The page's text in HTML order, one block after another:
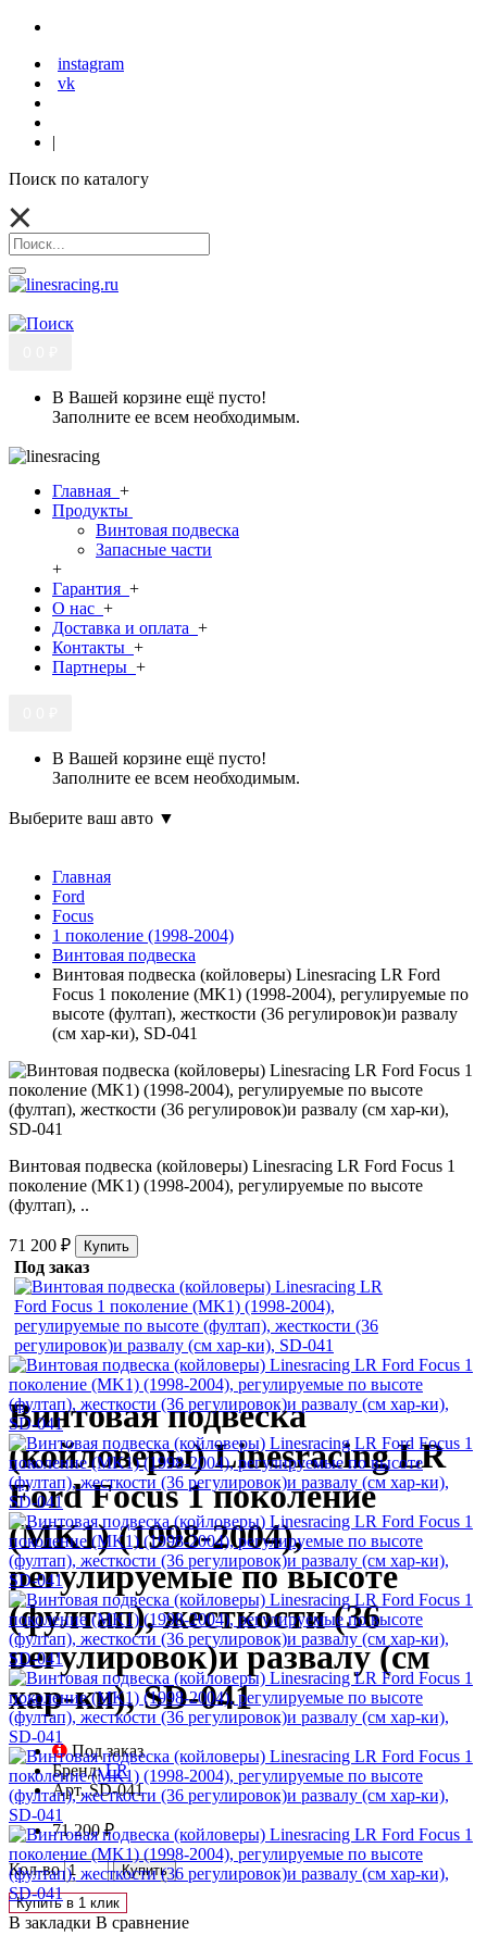
instagram
vk
|
Поиск по каталогу
В Вашей корзине ещё пусто!
Заполните ее всем необходимым.
Главная +
Продукты
Винтовая подвеска
Запасные части
+
Гарантия +
О нас +
Доставка и оплата +
Контакты +
Партнеры +
В Вашей корзине ещё пусто!
Заполните ее всем необходимым.
Выберите ваш авто ▼
Главная
Ford
Focus
1 поколение (1998-2004)
Винтовая подвеска
Винтовая подвеска (койловеры) Linesracing LR Ford
Focus 1 поколение (MK1) (1998-2004), регулируемые по
высоте (фултап), жесткости (36 регулировок)и развалу
(см хар-ки), SD-041
Винтовая подвеска (койловеры) Linesracing LR Ford Focus 1
поколение (MK1) (1998-2004), регулируемые по высоте
(фултап), ..
71 200 ₽ Купить
Под заказ
Винтовая подвеска
(койловеры) Linesracing LR
Ford Focus 1 поколение
(MK1) (1998-2004),
регулируемые по высоте
(фултап), жесткости (36
регулировок)и развалу (см
хар-ки), SD-041
Под заказ
Бренд:LR
Арт.SD-041
71 200 ₽
Кол-во
Купить
Купить в 1 клик
В закладки В сравнение